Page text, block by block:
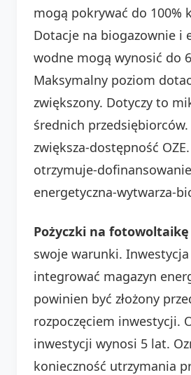
mogą pokrywać do 100%
Dotacje na biogazownie i
wodne mogą wynosić do
Maksymalny poziom
zwiększony. Dotyczy to
średnich
zwiększa-dostępność
otrzymuje-
energetyczna-wytwarza-
Pożyczki na
swoje warunki.
integrować magazyn
powinien być złożony
rozpoczęciem inwestycji.
inwestycji wynosi 5 lat.
konieczność utrzymania